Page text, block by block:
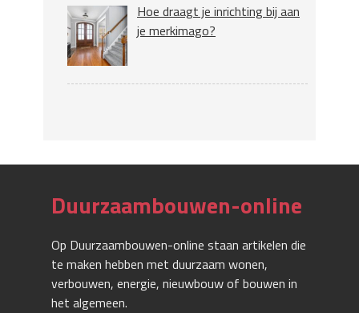
Hoe draagt je inrichting bij aan
je merkimago?
Duurzaambouwen-online
Op Duurzaambouwen-online staan artikelen die
te maken hebben met duurzaam wonen,
verbouwen, energie, nieuwbouw of bouwen in
het algemeen.